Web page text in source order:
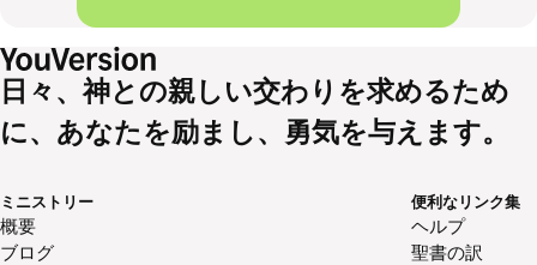
日々、神との親しい交わりを求めるため
に、あなたを励まし、勇気を与えます。
ミニストリー
概要
ブログ
便利なリンク集
ヘルプ
聖書の訳